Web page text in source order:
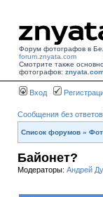
Форум фотографов в
forum.znyata.com
Смотрите также
фотографов:
Вход
Сообщения без ответов
Список форумов »
Байонет?
Модераторы: Андрей